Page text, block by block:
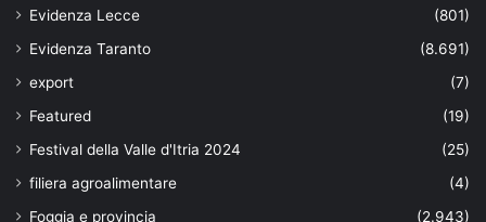
Evidenza Lecce
(801)
Evidenza Taranto
(8.691)
export
(7)
Featured
(19)
Festival della Valle d'Itria 2024
(25)
filiera agroalimentare
(4)
Foggia e provincia
(2.943)